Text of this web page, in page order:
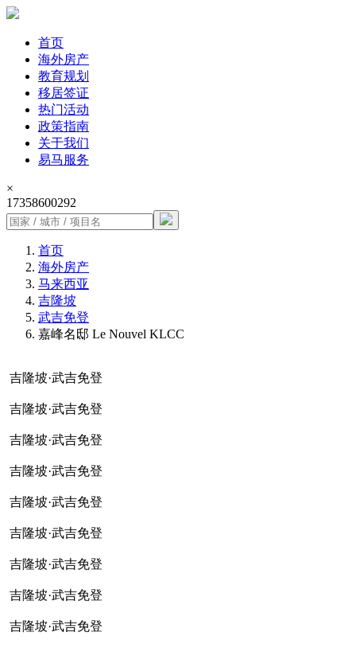
首页
海外房产
教育规划
移居签证
热门活动
政策指南
关于我们
易马服务
×
17358600292
首页
海外房产
马来西亚
吉隆坡
武吉免登
嘉峰名邸 Le Nouvel KLCC
吉隆坡·武吉免登
吉隆坡·武吉免登
吉隆坡·武吉免登
吉隆坡·武吉免登
吉隆坡·武吉免登
吉隆坡·武吉免登
吉隆坡·武吉免登
吉隆坡·武吉免登
吉隆坡·武吉免登